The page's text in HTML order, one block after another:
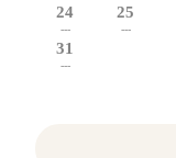
24
---
25
---
31
---